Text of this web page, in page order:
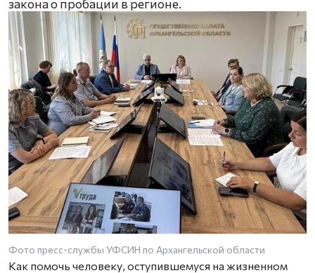
закона о пробации в регионе.
Фото пресс-службы УФСИН по Архангельской области
Как помочь человеку, оступившемуся на жизненном